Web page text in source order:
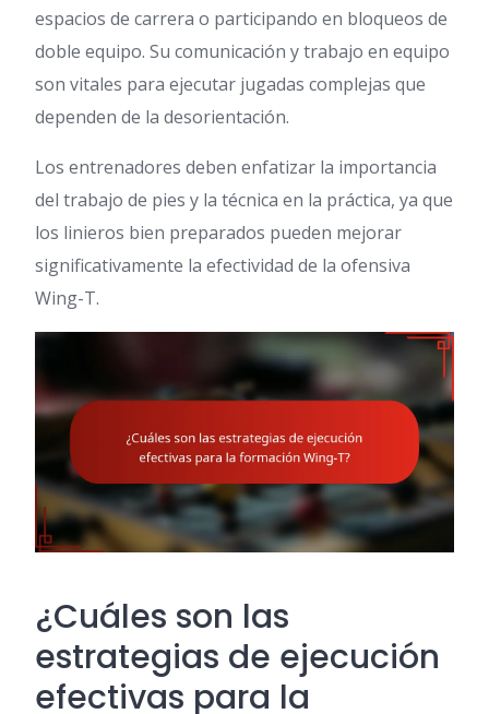
espacios de carrera o participando en bloqueos de
doble equipo. Su comunicación y trabajo en equipo
son vitales para ejecutar jugadas complejas que
dependen de la desorientación.
Los entrenadores deben enfatizar la importancia
del trabajo de pies y la técnica en la práctica, ya que
los linieros bien preparados pueden mejorar
significativamente la efectividad de la ofensiva
Wing-T.
¿Cuáles son las
estrategias de ejecución
efectivas para la